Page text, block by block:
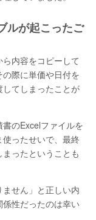
ルが起こったご
内容をコピーして
際に単価や日付を
てしまったことが
のExcelファイルを
ったせいで、最終
ったということも
せん」と正しい内
性だったのは幸い